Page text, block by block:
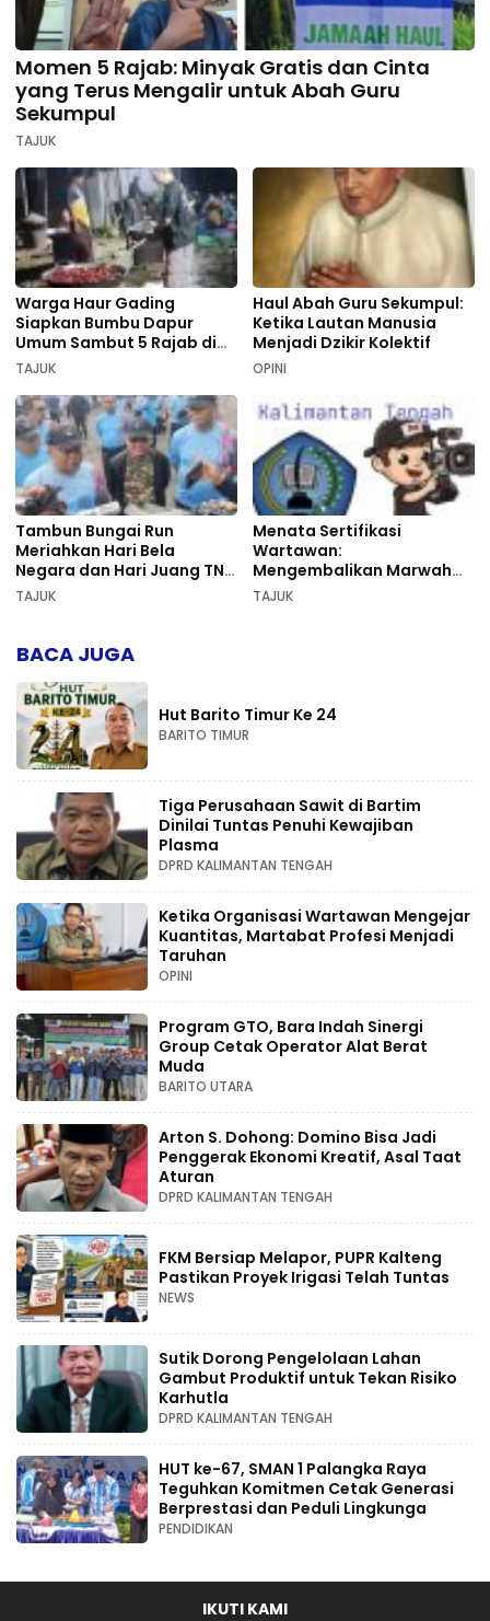
Momen 5 Rajab: Minyak Gratis dan Cinta
yang Terus Mengalir untuk Abah Guru
Sekumpul
TAJUK
Warga Haur Gading
Siapkan Bumbu Dapur
Umum Sambut 5 Rajab di
Sekumpul
TAJUK
Haul Abah Guru Sekumpul:
Ketika Lautan Manusia
Menjadi Dzikir Kolektif
OPINI
Tambun Bungai Run
Meriahkan Hari Bela
Negara dan Hari Juang TNI
AD di Palangka Raya
TAJUK
Menata Sertifikasi
Wartawan:
Mengembalikan Marwah
Pers dan Keadilan
TAJUK
BACA JUGA
Hut Barito Timur Ke 24
BARITO TIMUR
Tiga Perusahaan Sawit di Bartim
Dinilai Tuntas Penuhi Kewajiban
Plasma
DPRD KALIMANTAN TENGAH
Ketika Organisasi Wartawan Mengejar
Kuantitas, Martabat Profesi Menjadi
Taruhan
OPINI
Program GTO, Bara Indah Sinergi
Group Cetak Operator Alat Berat
Muda
BARITO UTARA
Arton S. Dohong: Domino Bisa Jadi
Penggerak Ekonomi Kreatif, Asal Taat
Aturan
DPRD KALIMANTAN TENGAH
FKM Bersiap Melapor, PUPR Kalteng
Pastikan Proyek Irigasi Telah Tuntas
NEWS
Sutik Dorong Pengelolaan Lahan
Gambut Produktif untuk Tekan Risiko
Karhutla
DPRD KALIMANTAN TENGAH
HUT ke-67, SMAN 1 Palangka Raya
Teguhkan Komitmen Cetak Generasi
Berprestasi dan Peduli Lingkunga
PENDIDIKAN
IKUTI KAMI